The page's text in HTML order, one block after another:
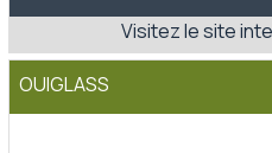
OUIGLASS